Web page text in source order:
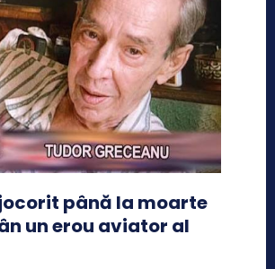
până la moarte
un erou aviator al